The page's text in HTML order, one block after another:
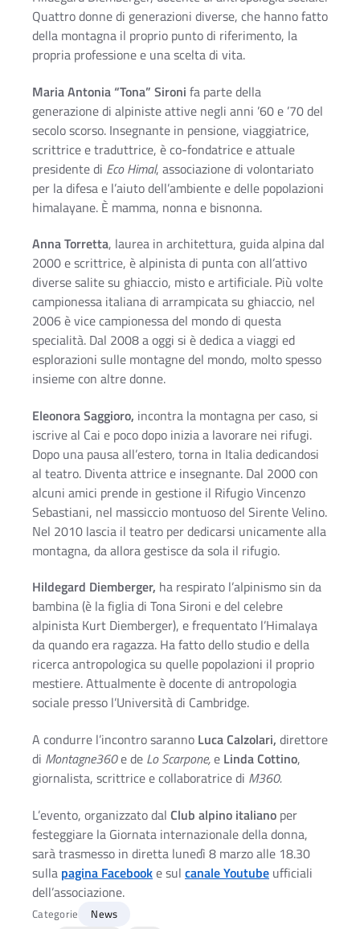
Quattro donne di generazioni diverse, che hanno fatto
della montagna il proprio punto di riferimento, la
propria professione e una scelta di vita.
Maria Antonia “Tona” Sironi fa parte della
generazione di alpiniste attive negli anni ’60 e ’70 del
secolo scorso. Insegnante in pensione, viaggiatrice,
scrittrice e traduttrice, è co-fondatrice e attuale
presidente di Eco Himal, associazione di volontariato
per la difesa e l’aiuto dell’ambiente e delle popolazioni
himalayane. È mamma, nonna e bisnonna.
Anna Torretta, laurea in architettura, guida alpina dal
2000 e scrittrice, è alpinista di punta con all’attivo
diverse salite su ghiaccio, misto e artificiale. Più volte
campionessa italiana di arrampicata su ghiaccio, nel
2006 è vice campionessa del mondo di questa
specialità. Dal 2008 a oggi si è dedica a viaggi ed
esplorazioni sulle montagne del mondo, molto spesso
insieme con altre donne.
Eleonora Saggioro, incontra la montagna per caso, si
iscrive al Cai e poco dopo inizia a lavorare nei rifugi.
Dopo una pausa all’estero, torna in Italia dedicandosi
al teatro. Diventa attrice e insegnante. Dal 2000 con
alcuni amici prende in gestione il Rifugio Vincenzo
Sebastiani, nel massiccio montuoso del Sirente Velino.
Nel 2010 lascia il teatro per dedicarsi unicamente alla
montagna, da allora gestisce da sola il rifugio.
Hildegard Diemberger, ha respirato l’alpinismo sin da
bambina (è la figlia di Tona Sironi e del celebre
alpinista Kurt Diemberger), e frequentato l’Himalaya
da quando era ragazza. Ha fatto dello studio e della
ricerca antropologica su quelle popolazioni il proprio
mestiere. Attualmente è docente di antropologia
sociale presso l’Università di Cambridge.
A condurre l’incontro saranno Luca Calzolari, direttore
di Montagne360e de Lo Scarpone,e Linda Cottino,
giornalista, scrittrice e collaboratrice di M360.
L’evento, organizzato dal Club alpino italiano per
festeggiare la Giornata internazionale della donna,
sarà trasmesso in diretta lunedì 8 marzo alle 18.30
sulla pagina Facebooke sul canale Youtube ufficiali
dell’associazione.
Categorie News